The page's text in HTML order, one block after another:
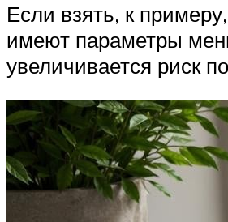
Если взять, к
имеют параметры
увеличивается риск